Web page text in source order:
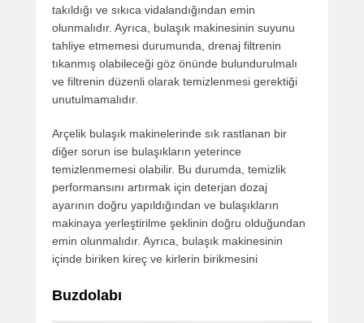
takıldığı ve sıkıca vidalandığından emin
olunmalıdır. Ayrıca, bulaşık makinesinin suyunu
tahliye etmemesi durumunda, drenaj filtrenin
tıkanmış olabileceği göz önünde bulundurulmalı
ve filtrenin düzenli olarak temizlenmesi gerektiği
unutulmamalıdır.
Arçelik bulaşık makinelerinde sık rastlanan bir
diğer sorun ise bulaşıkların yeterince
temizlenmemesi olabilir. Bu durumda, temizlik
performansını artırmak için deterjan dozaj
ayarının doğru yapıldığından ve bulaşıkların
makinaya yerleştirilme şeklinin doğru olduğundan
emin olunmalıdır. Ayrıca, bulaşık makinesinin
içinde biriken kireç ve kirlerin birikmesini
Buzdolabı